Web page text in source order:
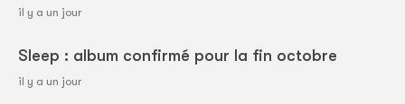
il y a un jour
Sleep : album confirmé pour la fin octobre
il y a un jour